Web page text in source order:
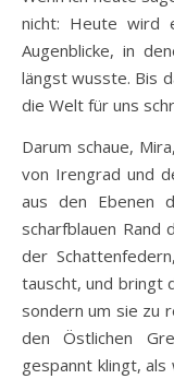
nicht: Heute wird
Augenblicke, in
längst wusste. Bis
die Welt für uns
Darum schaue,
von Irengrad und
aus den Ebenen
scharfblauen
der
tauscht, und bringt
sondern um sie zu
den Östlichen
gespannt klingt,